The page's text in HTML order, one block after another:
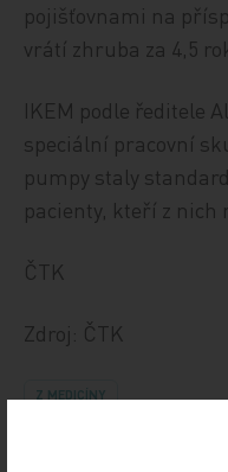
pojišťovnami na
vrátí zhruba za 4,5
IKEM podle ředitele
speciální pracovní
pumpy staly
pacienty, kteří z nich
ČTK
Zdroj: ČTK
Z MEDICÍNY